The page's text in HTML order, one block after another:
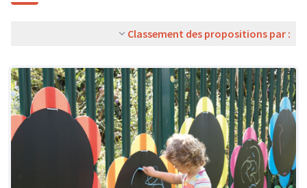
Classement des propositions par :